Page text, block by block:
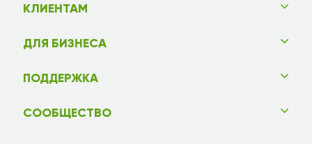
КЛИЕНТАМ
ДЛЯ БИЗНЕСА
ПОДДЕРЖКА
СООБЩЕСТВО